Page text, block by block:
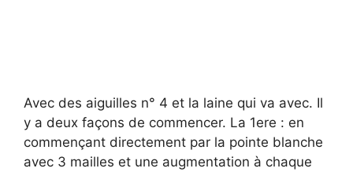
Avec des aiguilles n° 4 et la laine qui va avec. Il
y a deux façons de commencer. La 1ere : en
commençant directement par la pointe blanche
avec 3 mailles et une augmentation à chaque